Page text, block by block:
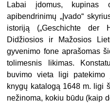
Labai įdomus, kupinas
apibendrinimų „Įvado“
istoriją („Geschichte der
Didžiosios ir Mažosios
gyvenimo fone aprašomas
tolimesnis likimas.
buvimo vieta ligi patekimo
knygų katalogą 1648 m. ligi
nežinoma, kokiu būdu (kaip